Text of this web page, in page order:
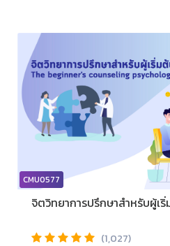
CMU0577
จิตวิทยาการปรึกษาสำหรับผู้เ
(1,027)